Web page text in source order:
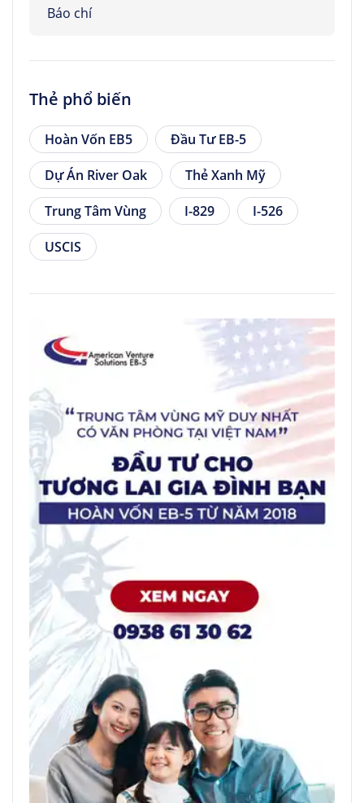
Báo chí
Thẻ phổ biến
Hoàn Vốn EB5
Đầu Tư EB-5
Dự Án River Oak
Thẻ Xanh Mỹ
Trung Tâm Vùng
I-829
I-526
USCIS